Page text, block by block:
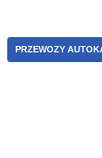
PRZEWOZY